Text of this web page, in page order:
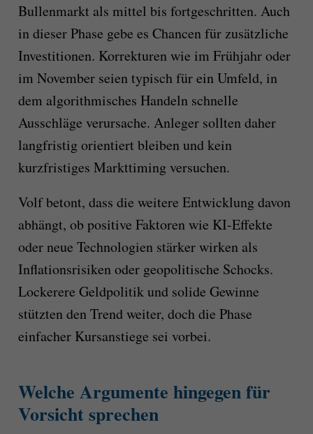
Bullenmarkt als mittel bis fortgeschritten. Auch
in dieser Phase gebe es Chancen für zusätzliche
Investitionen. Korrekturen wie im Frühjahr oder
im November seien typisch für ein Umfeld, in
dem algorithmisches Handeln schnelle
Ausschläge verursache. Anleger sollten daher
langfristig orientiert bleiben und kein
kurzfristiges Markttiming versuchen.
Volf betont, dass die weitere Entwicklung davon
abhängt, ob positive Faktoren wie KI-Effekte
oder neue Technologien stärker wirken als
Inflationsrisiken oder geopolitische Schocks.
Lockerere Geldpolitik und solide Gewinne
stützten den Trend weiter, doch die Phase
einfacher Kursanstiege sei vorbei.
Welche Argumente hingegen für
Vorsicht sprechen